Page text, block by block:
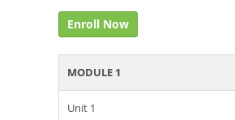
Enroll Now
MODULE 1
Unit 1